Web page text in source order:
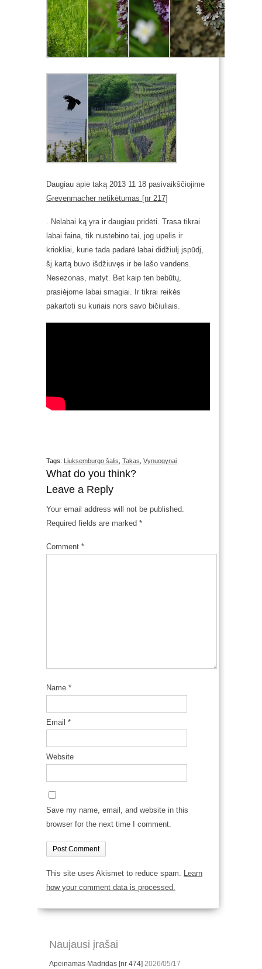
Daugiau apie taką 2013 11 18 pasivaikščiojime
Grevenmacher netikėtumas [nr 217]
. Nelabai ką yra ir daugiau pridėti. Trasa tikrai
labai faina, tik nustebino tai, jog upelis ir
kriokliai, kurie tada padarė labai didžiulį įspūdį,
šį kartą buvo išdžiuvęs ir be lašo vandens.
Nesezonas, matyt. Bet kaip ten bebūtų,
prasiėjome labai smagiai. Ir tikrai reikės
pakartoti su kuriais nors savo bičiuliais.
Tags: Liuksemburgo šalis Takas Vynuogynai
What do you think?
Leave a Reply
Your email address will not be published.
Required fields are marked *
Comment *
Name *
Email *
Website
Save my name, email, and website in this
browser for the next time I comment.
This site uses Akismet to reduce spam. Learn
how your comment data is processed.
Naujausi įrašai
Apeinamas Madridas [nr 474] 2026/05/17